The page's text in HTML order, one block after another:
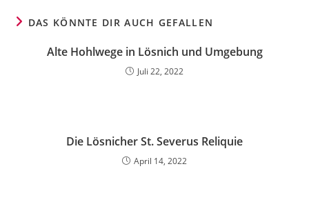
DAS KÖNNTE DIR AUCH GEFALLEN
Alte Hohlwege in Lösnich und Umgebung
Juli 22, 2022
Die Lösnicher St. Severus Reliquie
April 14, 2022